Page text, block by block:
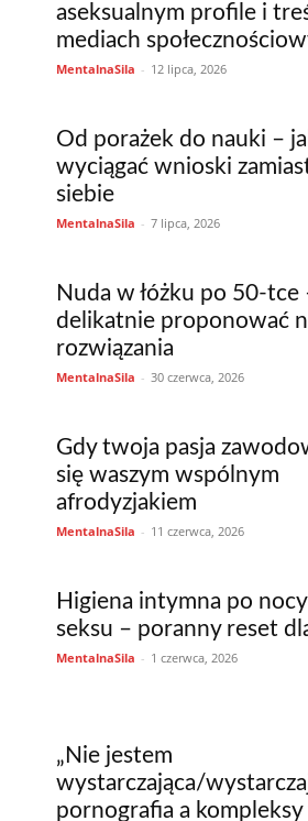
aseksualnym profile i
mediach
MentalnaSila - 12 lipca, 2026
Od porażek do nauki –
wyciągać wnioski
siebie
MentalnaSila - 7 lipca, 2026
Nuda w łóżku po 50-tce
delikatnie proponować
rozwiązania
MentalnaSila - 30 czerwca, 2026
Gdy twoja pasja
się waszym wspólnym
afrodyzjakiem
MentalnaSila - 11 czerwca, 2026
Higiena intymna po nocy
seksu – poranny reset
MentalnaSila - 1 czerwca, 2026
„Nie jestem
wystarczająca/
pornografia a